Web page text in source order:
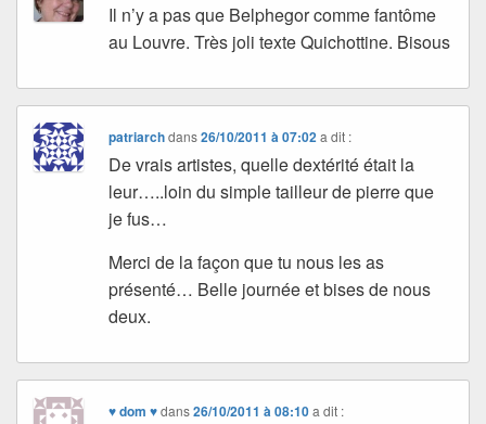
Il n’y a pas que Belphegor comme fantôme
au Louvre. Très joli texte Quichottine. Bisous
patriarchdans26/10/2011 à 07:02 a dit :
De vrais artistes, quelle dextérité était la
leur…..loin du simple tailleur de pierre que
je fus…
Merci de la façon que tu nous les as
présenté… Belle journée et bises de nous
deux.
♥ dom ♥dans26/10/2011 à 08:10 a dit :